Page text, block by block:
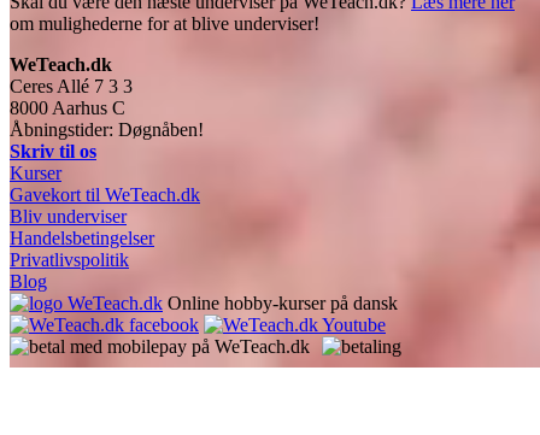
om mulighederne for at blive underviser!
WeTeach.dk
Ceres Allé 7 3 3
8000 Aarhus C
Åbningstider: Døgnåben!
Skriv til os
Kurser
Gavekort til WeTeach.dk
Bliv underviser
Handelsbetingelser
Privatlivspolitik
Blog
Online hobby-kurser på dansk